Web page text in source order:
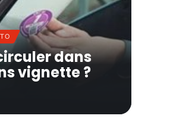
dans
vignette ?